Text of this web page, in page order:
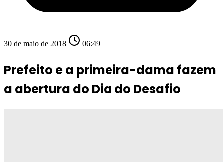
30 de maio de 2018 06:49
Prefeito e a primeira-dama fazem
a abertura do Dia do Desafio